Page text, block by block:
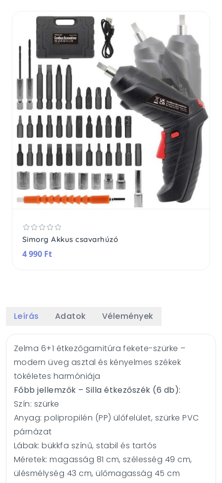
Simorg Akkus csavarhúzó
4 990 Ft
Leírás Adatok Vélemények
Zelma 6+1 étkezőgarnitúra fekete-szürke –
modern üveg asztal és kényelmes székek
tökéletes harmóniája
Főbb jellemzők – Silla étkezőszék (6 db):
Szín: szürke
Anyag: polipropilén (PP) ülőfelület, szürke PVC
párnázat
Lábak: bükkfa színű, stabil és tartós
Méretek: magasság 81 cm, szélesség 49 cm,
ülésmélység 43 cm, ülőmagasság 45 cm